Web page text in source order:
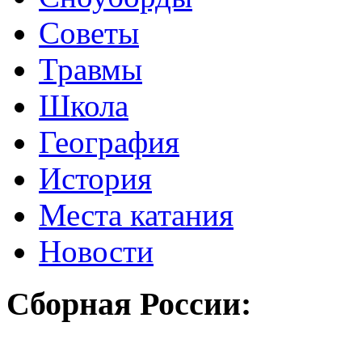
Советы
Травмы
Школа
География
История
Места катания
Новости
Сборная России: